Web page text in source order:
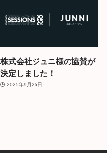
株式会社ジュニ様の協賛が
決定しました！
2025年9月25日